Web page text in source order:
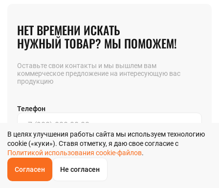
ОБРАТНЫЙЗВОНОК
НЕТ ВРЕМЕНИ ИСКАТЬ
НУЖНЫЙ ТОВАР? МЫ ПОМОЖЕМ!
Оставьте свои контакты и мы вышлем вам
коммерческое предложение на интересующую вас
продукцию
Телефон
Позвоните мне
Я даю согласиена обработку своих персональных данных в
Политикой обработки персональных данных
Главная
В целях улучшения работы сайта мы используем технологию
cookie («куки»). Ставя отметку, я даю свое согласие с
Политикой использования cookie-файлов.
Согласен Не согласен